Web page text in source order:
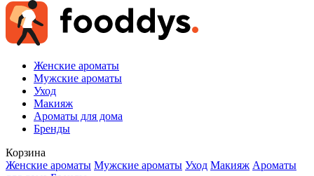
Женские ароматы
Мужские ароматы
Уход
Макияж
Ароматы для дома
Бренды
Корзина
Женские ароматы Мужские ароматы Уход Макияж Ароматы